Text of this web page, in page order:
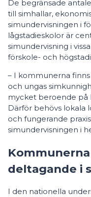
De begränsade
till simhallar,
simundervisningen i
lågstadieskolor är
simundervisning i
förskole- och
– I kommunerna
och ungas
mycket beroende på
Därför behövs lokala
och fungerande
simundervisningen i
deltagande i
I den nationella